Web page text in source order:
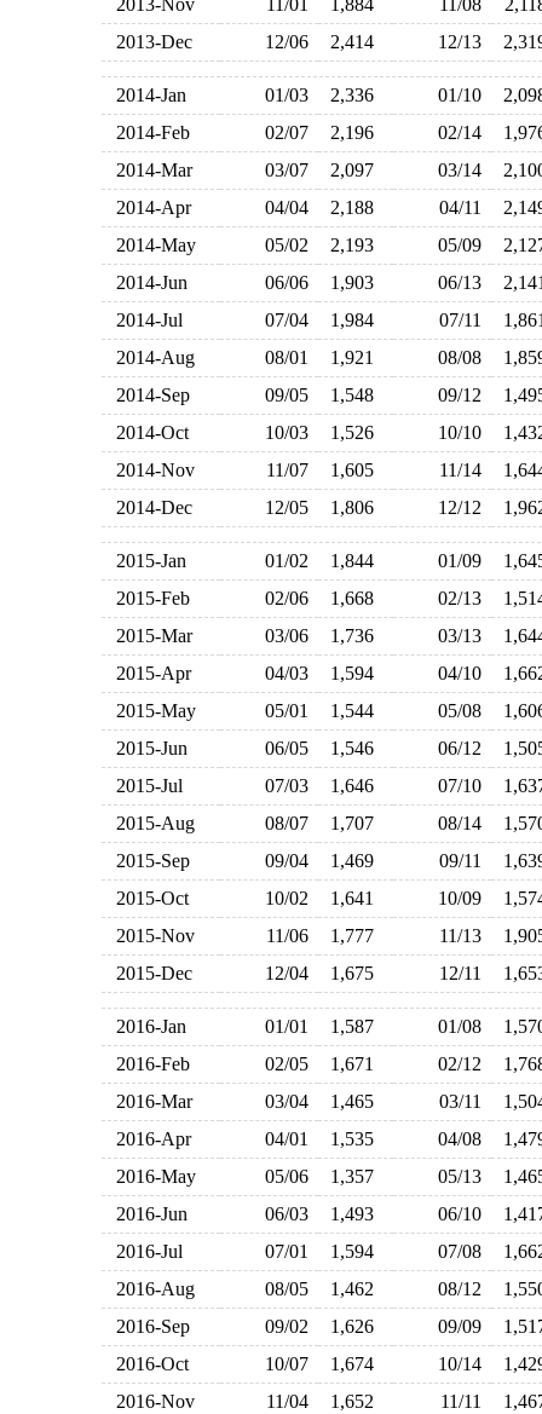
2013-Nov
11/01 1,884 11/08
2013-Dec
12/06 2,414 12/13
2014-Jan 01/03 2,336 01/10
2014-Feb
02/07 2,196 02/14
2014-Mar
03/07 2,097 03/14
2014-Apr
04/04 2,188 04/11
2014-May
05/02 2,193 05/09
2014-Jun
06/06 1,903 06/13
2014-Jul
07/04 1,984 07/11
2014-Aug
08/01 1,921 08/08
2014-Sep
09/05 1,548 09/12
2014-Oct
10/03 1,526 10/10
2014-Nov
11/07 1,605 11/14
2014-Dec
12/05 1,806 12/12
2015-Jan 01/02 1,844 01/09
2015-Feb
02/06 1,668 02/13
2015-Mar
03/06 1,736 03/13
2015-Apr
04/03 1,594 04/10
2015-May
05/01 1,544 05/08
2015-Jun
06/05 1,546 06/12
2015-Jul
07/03 1,646 07/10
2015-Aug
08/07 1,707 08/14
2015-Sep
09/04 1,469 09/11
2015-Oct
10/02 1,641 10/09
2015-Nov
11/06 1,777 11/13
2015-Dec
12/04 1,675 12/11
2016-Jan 01/01 1,587 01/08
2016-Feb
02/05 1,671 02/12
2016-Mar
03/04 1,465 03/11
2016-Apr
04/01 1,535 04/08
2016-May
05/06 1,357 05/13
2016-Jun
06/03 1,493 06/10
2016-Jul
07/01 1,594 07/08
2016-Aug
08/05 1,462 08/12
2016-Sep
09/02 1,626 09/09
2016-Oct
10/07 1,674 10/14
2016-Nov
11/04 1,652 11/11